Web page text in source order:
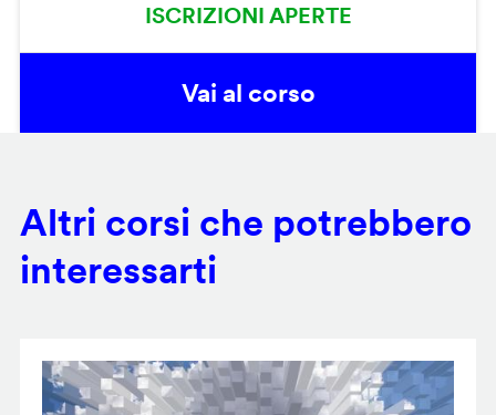
ISCRIZIONI APERTE
Vai al corso
Altri corsi che potrebbero
interessarti